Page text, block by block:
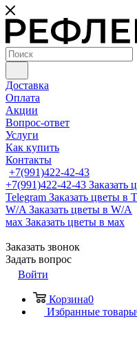
Доставка
Оплата
Акции
Вопрос-ответ
Услуги
Как купить
Контакты
+7(991)422-42-43
+7(991)422-42-43 Заказать
Telegram Заказать цветы в
W/A Заказать цветы в W/A
мах Заказать цветы в мах
Заказать звонок
Задать вопрос
Войти
Корзина0
Избранные товары